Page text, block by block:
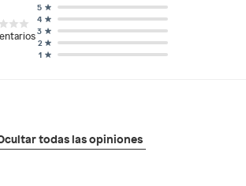
1
2
3
4
5
todas las opiniones